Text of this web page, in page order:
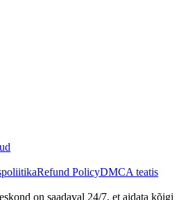
Refund PolicyDMCA teatis
on saadaval 24/7, et aidata kõigi